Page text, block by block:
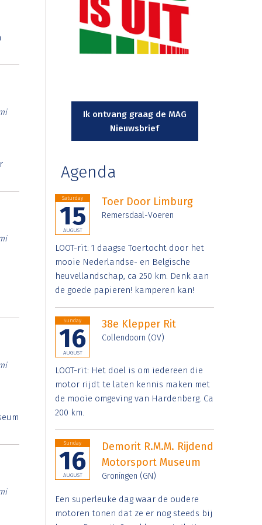
Ik ontvang graag de MAG
Nieuwsbrief
Agenda
Saturday
15
AUGUST
Toer Door Limburg
Remersdaal-Voeren
LOOT-rit: 1 daagse Toertocht door het
mooie Nederlandse- en Belgische
heuvellandschap, ca 250 km. Denk aan
de goede papieren! kamperen kan!
Sunday
16
AUGUST
38e Klepper Rit
Collendoorn (OV)
LOOT-rit: Het doel is om iedereen die
motor rijdt te laten kennis maken met
de mooie omgeving van Hardenberg. Ca
200 km.
Sunday
16
AUGUST
Demorit R.M.M. Rijdend
Motorsport Museum
Groningen (GN)
Een superleuke dag waar de oudere
motoren tonen dat ze er nog steeds bij